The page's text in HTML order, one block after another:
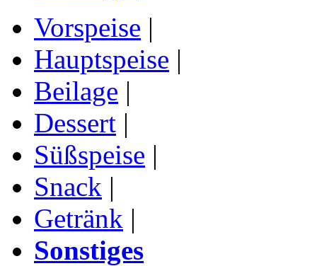
Vorspeise |
Hauptspeise |
Beilage |
Dessert |
Süßspeise |
Snack |
Getränk |
Sonstiges